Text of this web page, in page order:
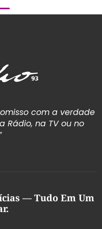
com a verdade
Rádio, na TV ou no
— Tudo Em Um